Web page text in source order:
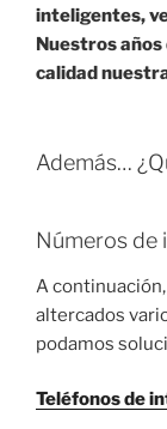
inteligentes,
Nuestros años
calidad
Además…
Números de
A
altercados
podamos
Teléfonos de